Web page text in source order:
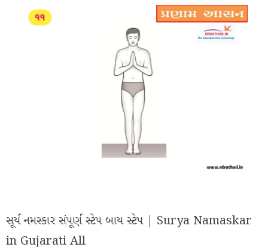
સૂર્ય નમસ્કાર સંપૂર્ણ સ્ટેપ બાય સ્ટેપ | Surya Namaskar
in Gujarati All